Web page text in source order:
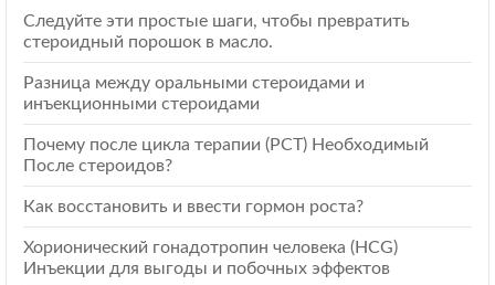
Следуйте эти простые шаги, чтобы превратить
стероидный порошок в масло.
Разница между оральными стероидами и
инъекционными стероидами
Почему после цикла терапии (РСТ) Необходимый
После стероидов?
Как восстановить и ввести гормон роста?
Хорионический гонадотропин человека (HCG)
Инъекции для выгоды и побочных эффектов